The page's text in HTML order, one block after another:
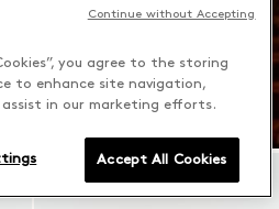
you agree to the storing
to enhance site navigation,
assist in our marketing efforts.
Accept All Cookies
Continue without Accepting